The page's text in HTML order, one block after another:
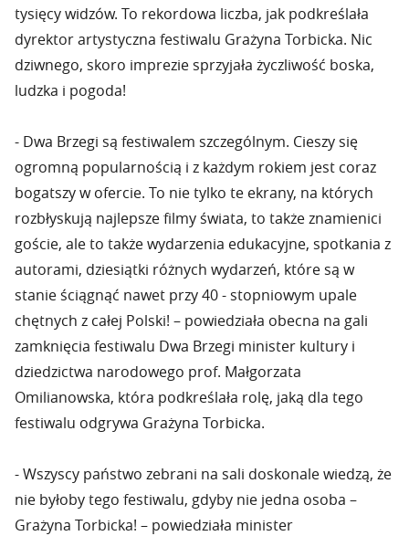
tysięcy widzów. To rekordowa liczba, jak podkreślała
dyrektor artystyczna festiwalu Grażyna Torbicka. Nic
dziwnego, skoro imprezie sprzyjała życzliwość boska,
ludzka i pogoda!
- Dwa Brzegi są festiwalem szczególnym. Cieszy się
ogromną popularnością i z każdym rokiem jest coraz
bogatszy w ofercie. To nie tylko te ekrany, na których
rozbłyskują najlepsze filmy świata, to także znamienici
goście, ale to także wydarzenia edukacyjne, spotkania z
autorami, dziesiątki różnych wydarzeń, które są w
stanie ściągnąć nawet przy 40 - stopniowym upale
chętnych z całej Polski! – powiedziała obecna na gali
zamknięcia festiwalu Dwa Brzegi minister kultury i
dziedzictwa narodowego prof. Małgorzata
Omilianowska, która podkreślała rolę, jaką dla tego
festiwalu odgrywa Grażyna Torbicka.
- Wszyscy państwo zebrani na sali doskonale wiedzą, że
nie byłoby tego festiwalu, gdyby nie jedna osoba –
Grażyna Torbicka! – powiedziała minister